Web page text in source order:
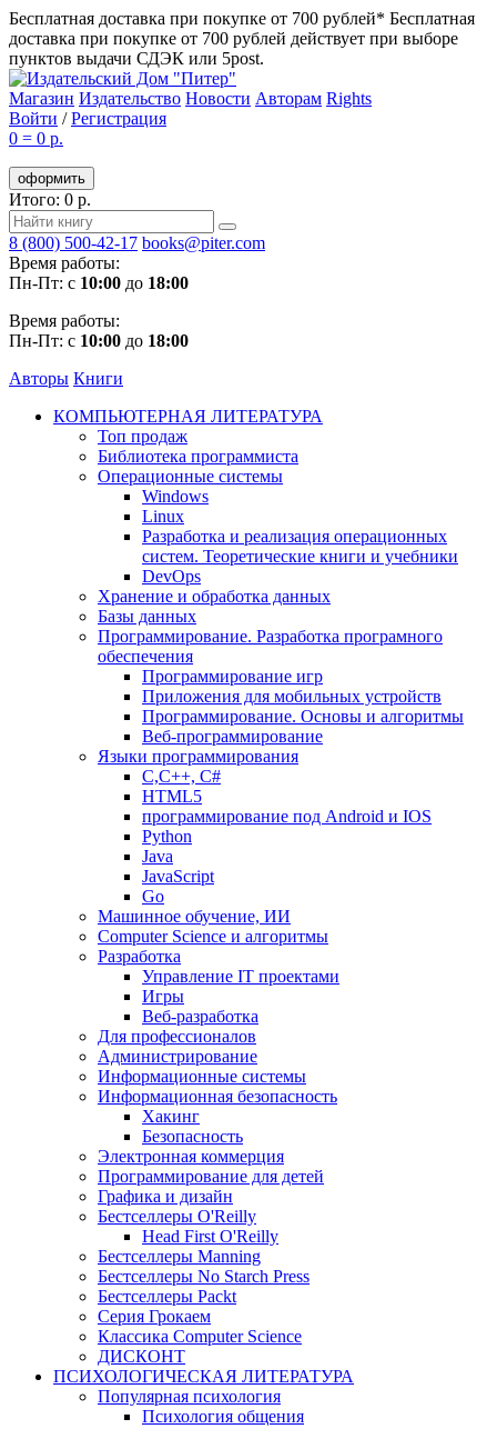
Бесплатная доставка при покупке от 700 рублей* Бесплатная
доставка при покупке от 700 рублей действует при выборе
пунктов выдачи СДЭК или 5post.
Магазин Издательство Новости Авторам Rights
Войти /Регистрация
0 = 0 р.
оформить
Итого: 0 р.
8 (800) 500-42-17 books@piter.com
Время работы:
Пн-Пт: с 10:00 до 18:00
Время работы:
Пн-Пт: с 10:00 до 18:00
Авторы Книги
КОМПЬЮТЕРНАЯ ЛИТЕРАТУРА
Топ продаж
Библиотека программиста
Операционные системы
Windows
Linux
Разработка и реализация операционных
систем. Теоретические книги и учебники
DevOps
Хранение и обработка данных
Базы данных
Программирование. Разработка програмного
обеспечения
Программирование игр
Приложения для мобильных устройств
Программирование. Основы и алгоритмы
Веб-программирование
Языки программирования
С,С++, С#
HTML5
программирование под Android и IOS
Python
Java
JavaScript
Go
Машинное обучение, ИИ
Computer Science и алгоритмы
Разработка
Управление IT проектами
Игры
Веб-разработка
Для профессионалов
Администрирование
Информационные системы
Информационная безопасность
Хакинг
Безопасность
Электронная коммерция
Программирование для детей
Графика и дизайн
Бестселлеры O'Reilly
Head First O'Reilly
Бестселлеры Manning
Бестселлеры No Starch Press
Бестселлеры Packt
Серия Грокаем
Классика Computer Science
ДИСКОНТ
ПСИХОЛОГИЧЕСКАЯ ЛИТЕРАТУРА
Популярная психология
Психология общения